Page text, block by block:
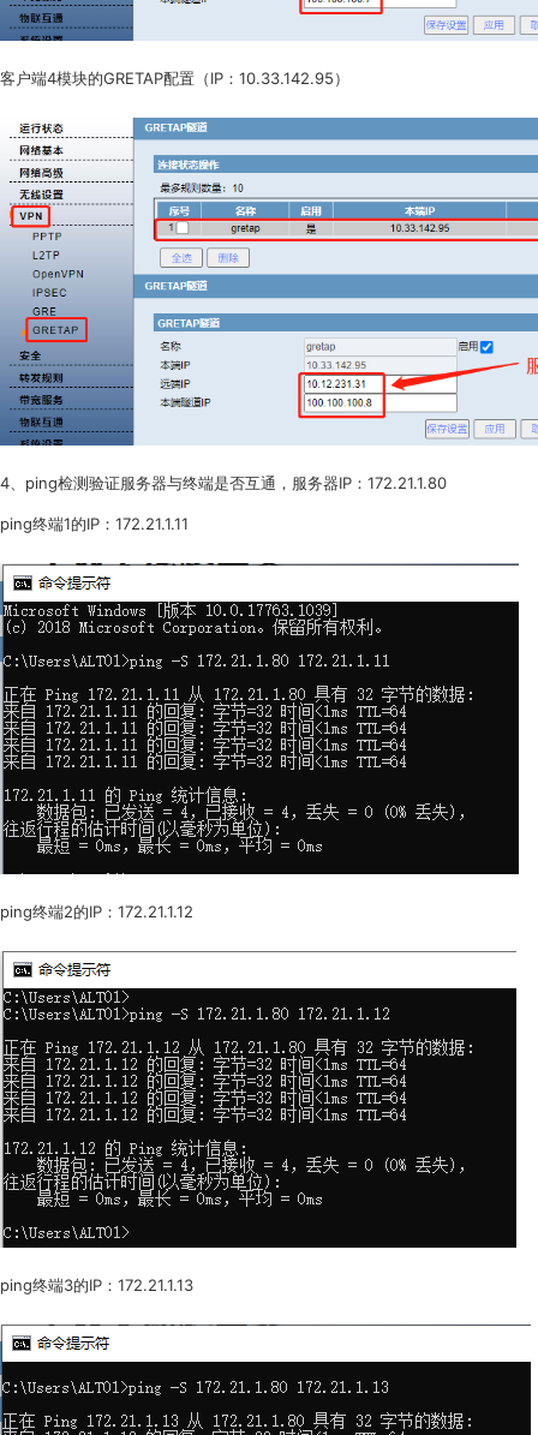
客户端4模块的GRETAP配置（IP：10.33.142.95）
4、ping检测验证服务器与终端是否互通，服务器IP：172.21.1.80
ping终端1的IP：172.21.1.11
ping终端2的IP：172.21.1.12
ping终端3的IP：172.21.1.13